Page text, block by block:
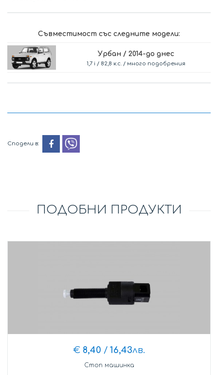
Съвместимост със следните модели:
Урбан / 2014-до днес
1,7 i / 82,8 к.с. / много подобрения
Сподели в:
ПОДОБНИ ПРОДУКТИ
16,43лв.
Стоп машинка